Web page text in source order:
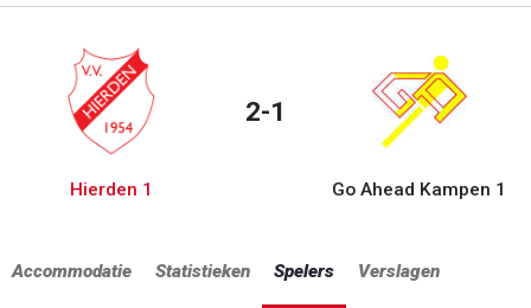
Hierden 1
2-1
Go Ahead Kampen 1
Accommodatie Statistieken Spelers Verslagen